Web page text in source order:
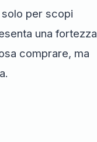
per scopi
una fortezza
comprare, ma